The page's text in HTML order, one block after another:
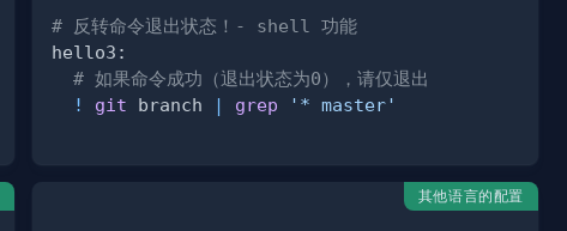
# 反转命令退出状态！- shell 功能
# 如果命令成功（退出状态为0），请仅退出
!
git branch | grep '* master'
其他语言的配置